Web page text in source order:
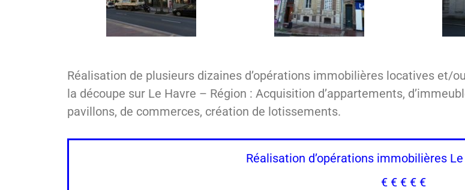
Réalisation de plusieurs dizaines d’opérations immobilières locatives et/
la découpe sur Le Havre – Région : Acquisition d’appartements,
pavillons, de commerces, création de lotissements.
Réalisation d’opérations immobilières
€ € € € €